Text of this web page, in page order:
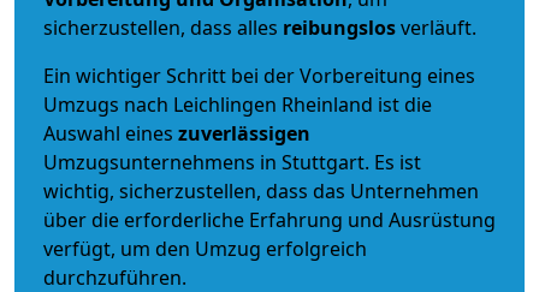
sicherzustellen, dass alles reibungslosverläuft.
Ein wichtiger Schritt bei der Vorbereitung eines
Umzugs nach Leichlingen Rheinland ist die
Auswahl eines zuverlässigen
Umzugsunternehmens in Stuttgart. Es ist
wichtig, sicherzustellen, dass das Unternehmen
über die erforderliche Erfahrung und Ausrüstung
verfügt, um den Umzug erfolgreich
durchzuführen.